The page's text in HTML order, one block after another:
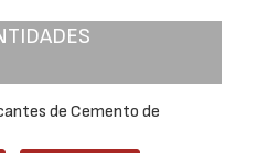
de Cemento de